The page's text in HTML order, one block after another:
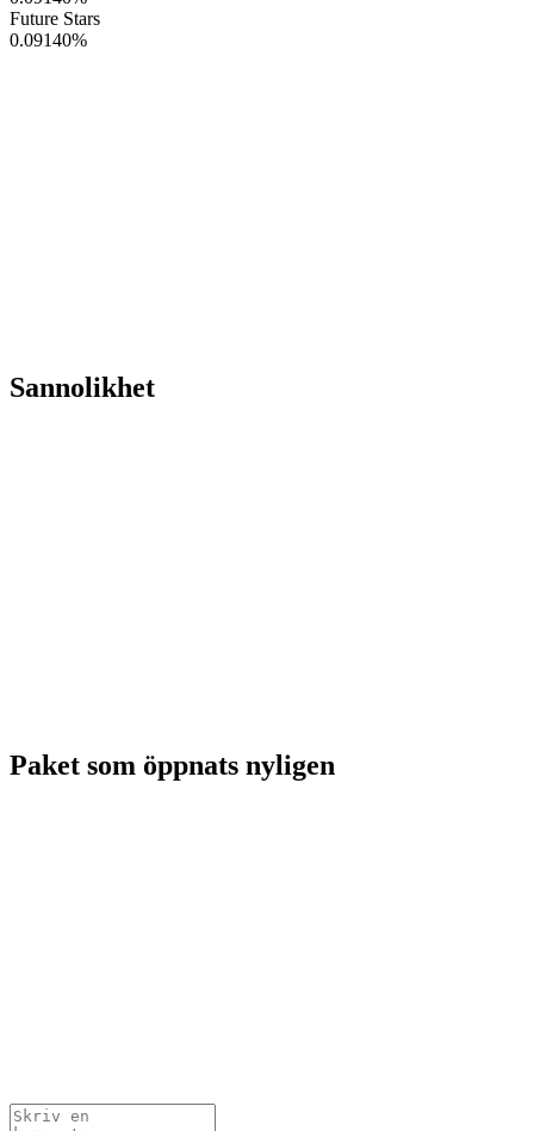
Future Stars
0.09140%
Sannolikhet
Paket som öppnats nyligen